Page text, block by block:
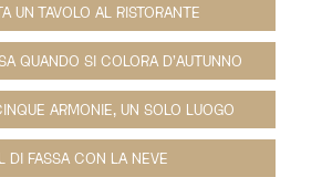
UN TAVOLO AL RISTORANTE
QUANDO SI COLORA D’AUTUNNO
ARMONIE, UN SOLO LUOGO
DI FASSA CON LA NEVE